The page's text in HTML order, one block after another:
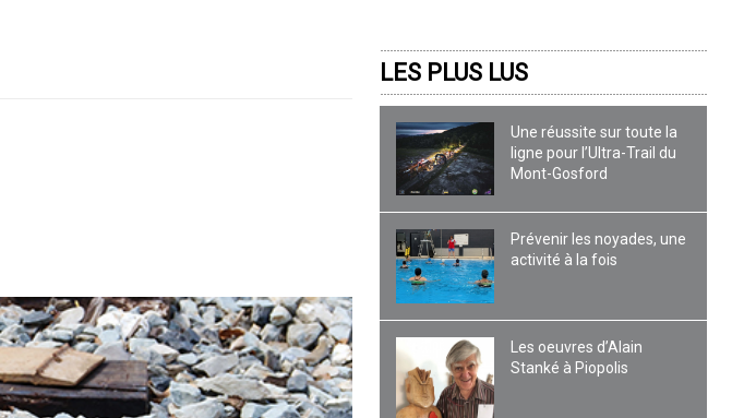
LES PLUS LUS
Une réussite sur toute la
ligne pour l’Ultra-Trail du
Mont-Gosford
Prévenir les noyades, une
activité à la fois
Les oeuvres d’Alain
Stanké à Piopolis